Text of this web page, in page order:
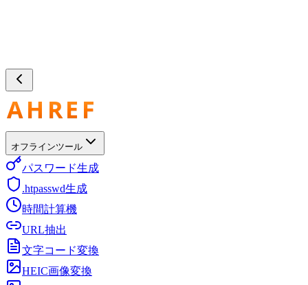
オフラインツール
パスワード生成
.htpasswd生成
時間計算機
URL抽出
文字コード変換
HEIC画像変換